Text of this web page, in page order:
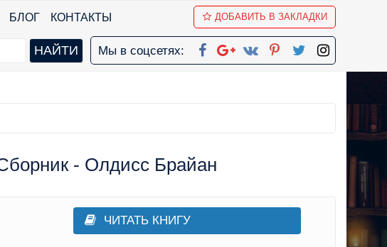
БЛОГ КОНТАКТЫ ДОБАВИТЬ В ЗАКЛАДКИ
Мы в соцсетях:
- Олдисс Брайан
ЧИТАТЬ КНИГУ